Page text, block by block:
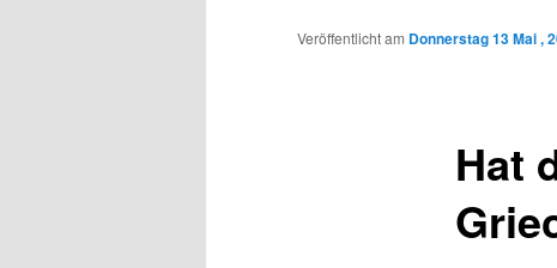
Inhalt
Hat
Veröffentlicht am Donnerstag 13 Mai ,